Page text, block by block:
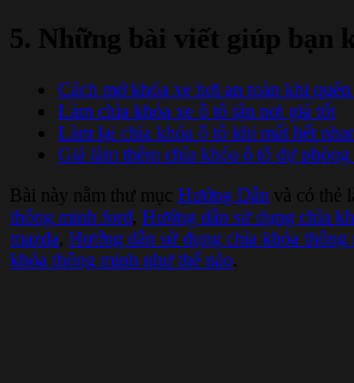
5. Những bài viết giúp bạn
Cách mở khóa xe hơi an toàn khi
Làm chìa khóa xe ô tô tận nơi giá tốt
Làm lại chìa khóa ô tô khi mất hết
Giá làm thêm chìa khóa ô tô dự phòng
Bài này nằm thư mục Hướng Dẫn và có thẻ
thông minh ford Hướng dẫn sử dụng chìa
mazda Hướng dẫn sử dụng chìa khóa thông
khóa thông minh như thế nào